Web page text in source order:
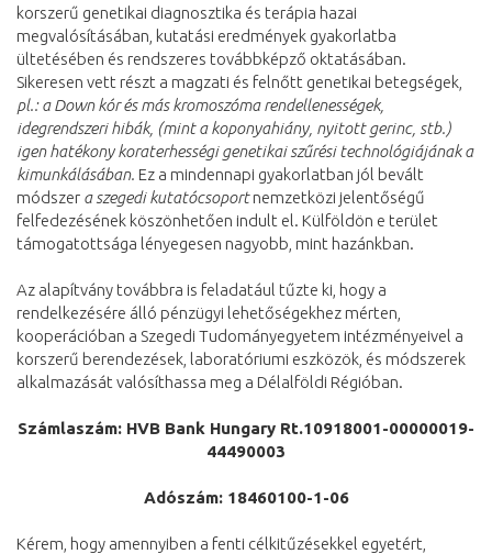
korszerű genetikai diagnosztika és terápia hazai
megvalósításában, kutatási eredmények gyakorlatba
ültetésében és rendszeres továbbképző oktatásában.
Sikeresen vett részt a magzati és felnőtt genetikai betegségek,
pl.: a Down kór és más kromoszóma rendellenességek,
idegrendszeri hibák, (mint a koponyahiány, nyitott gerinc, stb.)
igen hatékony koraterhességi genetikai szűrési technológiájának a
kimunkálásában. Ez a mindennapi gyakorlatban jól bevált
módszer a szegedi kutatócsoportnemzetközi jelentőségű
felfedezésének köszönhetően indult el. Külföldön e terület
támogatottsága lényegesen nagyobb, mint hazánkban.
Az alapítvány továbbra is feladatául tűzte ki, hogy a
rendelkezésére álló pénzügyi lehetőségekhez mérten,
kooperációban a Szegedi Tudományegyetem intézményeivel a
korszerű berendezések, laboratóriumi eszközök, és módszerek
alkalmazását valósíthassa meg a Délalföldi Régióban.
Számlaszám: HVB Bank Hungary Rt.10918001-00000019-
44490003
Adószám: 18460100-1-06
Kérem, hogy amennyiben a fenti célkitűzésekkel egyetért,